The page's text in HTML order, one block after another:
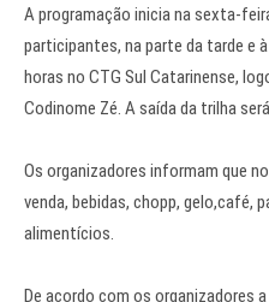
A programação inicia na sexta-
participantes, na parte da tarde e
horas no CTG Sul Catarinense,
Codinome Zé. A saída da trilha
Os organizadores informam que
venda, bebidas, chopp, gelo,café,
alimentícios.
De acordo com os organizadores